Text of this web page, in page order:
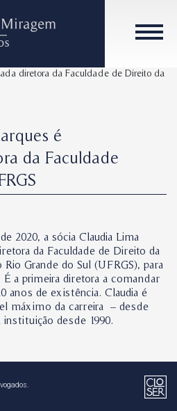
é
da Faculdade
2020, a sócia Claudia Lima
da Faculdade de Direito da
Grande do Sul (UFRGS), para
a primeira diretora a comandar
anos de existência. Claudia é
máximo da carreira – desde
desde 1990.